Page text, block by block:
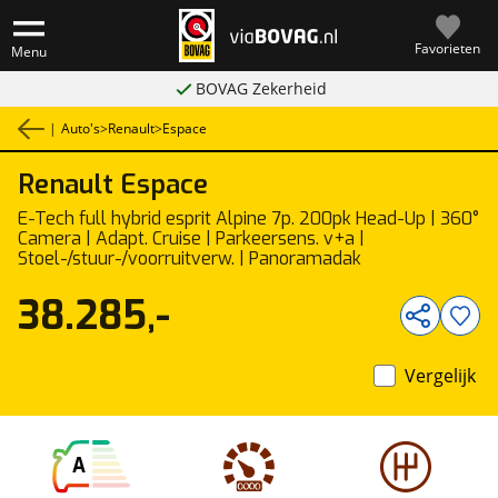
Menu Favorieten
BOVAG Zekerheid
| Auto's>Renault>Espace
Renault Espace
E-Tech full hybrid esprit Alpine 7p. 200pk Head-Up | 360°
Camera | Adapt. Cruise | Parkeersens. v+a |
Stoel-/stuur-/voorruitverw. | Panoramadak
A
38.285,-
Vergelijk